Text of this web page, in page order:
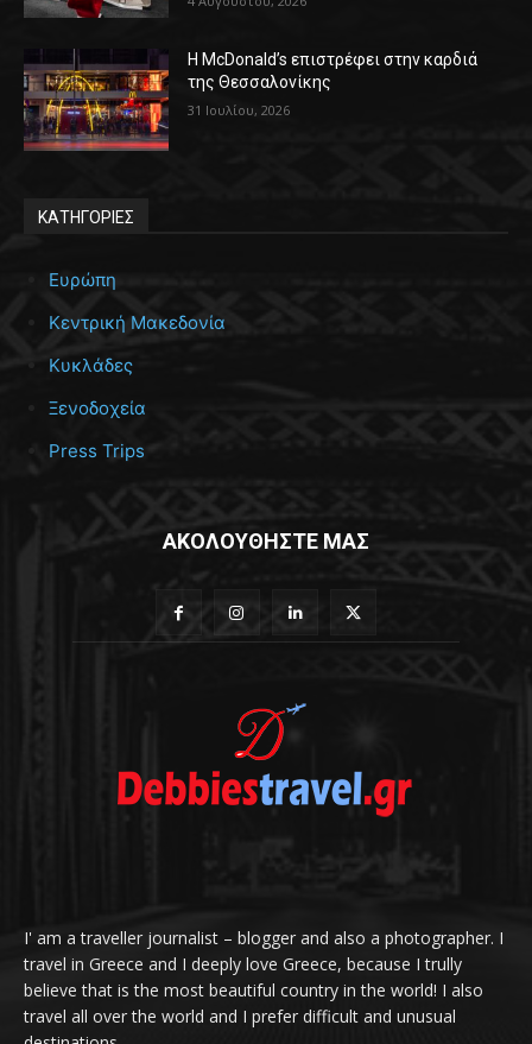
Η McDonald’s επιστρέφει στην καρδιά
της Θεσσαλονίκης
31 Ιουλίου, 2026
ΚΑΤΗΓΟΡΙΕΣ
Ευρώπη
Κεντρική Μακεδονία
Κυκλάδες
Ξενοδοχεία
Press Trips
ΑΚΟΛΟΥΘΗΣΤΕ ΜΑΣ
I' am a traveller journalist – blogger and also a photographer. I
travel in Greece and I deeply love Greece, because I trully
believe that is the most beautiful country in the world! I also
travel all over the world and I prefer difficult and unusual